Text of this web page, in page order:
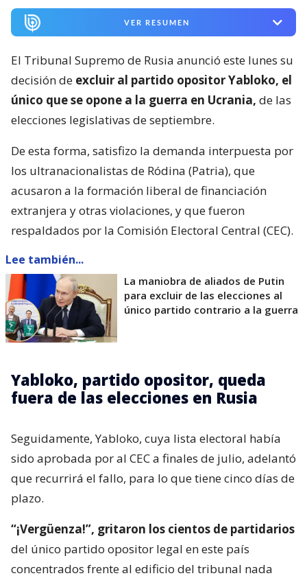
VER RESUMEN
El Tribunal Supremo de Rusia anunció este lunes su
decisión de excluir al partido opositor Yabloko, el
único que se opone a la guerra en Ucrania, de las
elecciones legislativas de septiembre.
De esta forma, satisfizo la demanda interpuesta por
los ultranacionalistas de Ródina (Patria), que
acusaron a la formación liberal de financiación
extranjera y otras violaciones, y que fueron
respaldados por la Comisión Electoral Central (CEC).
Lee también...
La maniobra de aliados de Putin
para excluir de las elecciones al
único partido contrario a la guerra
Yabloko, partido opositor, queda
fuera de las elecciones en Rusia
Seguidamente, Yabloko, cuya lista electoral había
sido aprobada por al CEC a finales de julio, adelantó
que recurrirá el fallo, para lo que tiene cinco días de
plazo.
“¡Vergüenza!”, gritaron los cientos de partidarios
del único partido opositor legal en este país
concentrados frente al edificio del tribunal nada